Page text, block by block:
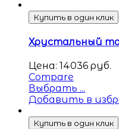
Купить в один клик
Хрустальный
Цена: 14036 руб.
Compare
Выбрать ...
Добавить в
Купить в один клик